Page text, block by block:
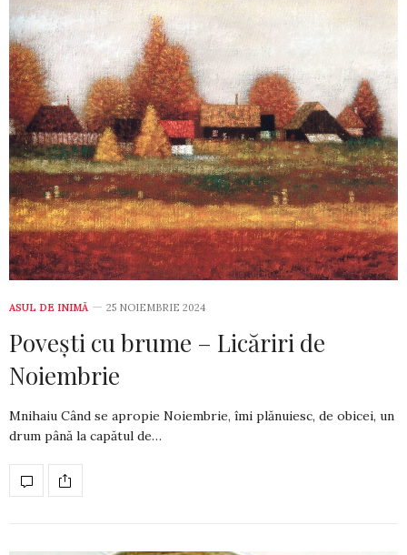
ASUL DE INIMĂ 25 NOIEMBRIE 2024
Povești cu brume – Licăriri de
Noiembrie
Mnihaiu Când se apropie Noiembrie, îmi plănuiesc, de obicei, un
drum până la capătul de…